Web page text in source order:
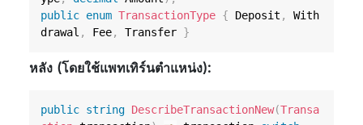
public enum TransactionType { Deposit ,
With
drawal , Fee, Transfer }
หลัง (โดยใช้แพทเทิร์นตำแหน่ง):
public string DescribeTransactionNew(Transa